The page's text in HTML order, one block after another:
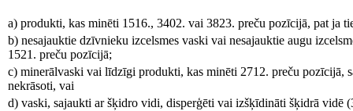
a) produkti, kas minēti 1516., 3402. vai 3823. preču pozīcijā, pat ja
b) nesajauktie dzīvnieku izcelsmes vaski vai nesajauktie augu
1521. preču pozīcijā;
c) minerālvaski vai līdzīgi produkti, kas minēti 2712. preču pozīcijā,
nekrāsoti, vai
d) vaski, sajaukti ar šķidro vidi, disperģēti vai izšķīdināti šķidrā vidē